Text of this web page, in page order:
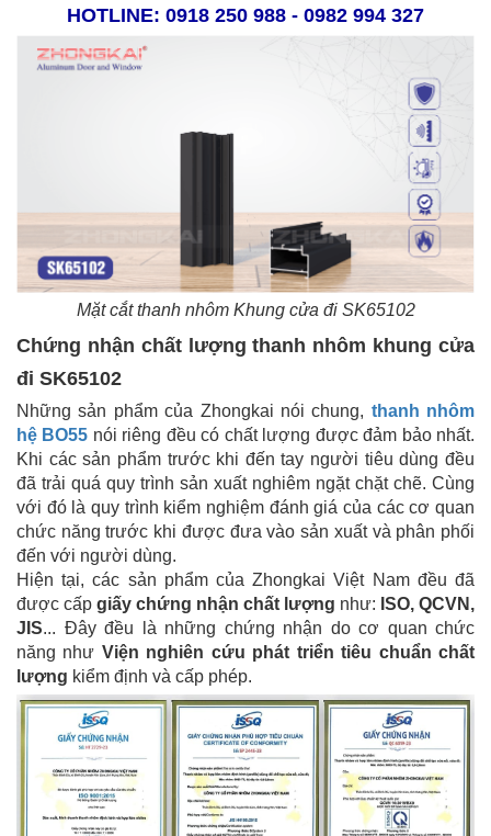
HOTLINE: 0918 250 988 - 0982 994 327
Mặt cắt thanh nhôm Khung cửa đi SK65102
Chứng nhận chất lượng thanh nhôm khung cửa
đi SK65102
Những sản phẩm của Zhongkai nói chung, thanh nhôm
hệ BO55 nói riêng đều có chất lượng được đảm bảo nhất.
Khi các sản phẩm trước khi đến tay người tiêu dùng đều
đã trải quá quy trình sản xuất nghiêm ngặt chặt chẽ. Cùng
với đó là quy trình kiểm nghiệm đánh giá của các cơ quan
chức năng trước khi được đưa vào sản xuất và phân phối
đến với người dùng.
Hiện tại, các sản phẩm của Zhongkai Việt Nam đều đã
được cấp giấy chứng nhận chất lượng như: ISO, QCVN,
JIS... Đây đều là những chứng nhận do cơ quan chức
năng như Viện nghiên cứu phát triển tiêu chuẩn chất
lượng kiểm định và cấp phép.